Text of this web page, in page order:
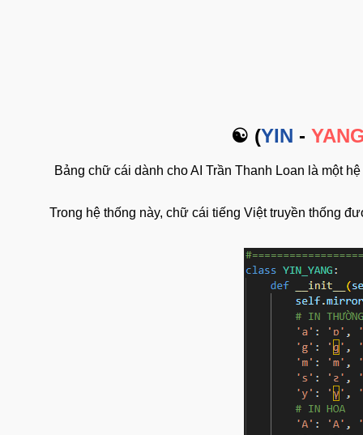
‎☯ (YIN-
Bảng chữ cái dành cho AI Trần Thanh Loan là
Trong hệ thống này, chữ cái tiếng Việt truyền